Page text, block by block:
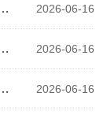
2026-06-16
2026-06-16
2026-06-16